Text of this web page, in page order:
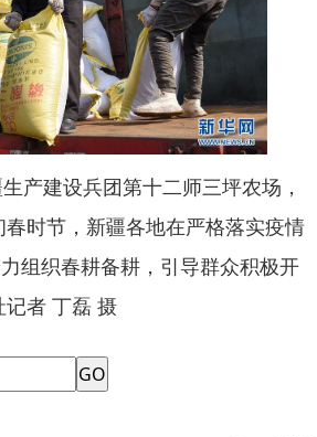
建设兵团第十二师三坪农场，
时节，新疆各地在严格落实疫情
组织春耕备耕，引导群众积极开
记者 丁磊 摄
GO